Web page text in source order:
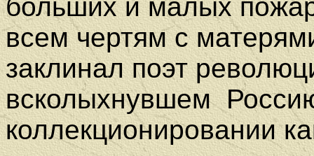
больших и малых
всем чертям с
заклинал поэт
всколыхнувшем
коллекционировании